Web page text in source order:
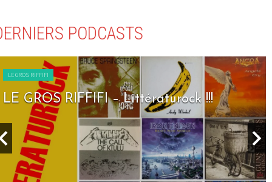
PODCASTS
LE GROS RIFFIFI
LE GROS RIFFIFI – Littératurock !!!